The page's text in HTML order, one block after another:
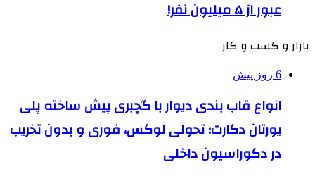
عبور از ۵ میلیون نفر!
بازار و کسب و کار
6 روز پیش
انواع قاب بندی دیوار با گچبری پیش ساخته پلی
یورتان دکارت؛ تحولی لوکس، فوری و بدون تخریب
در دکوراسیون داخلی